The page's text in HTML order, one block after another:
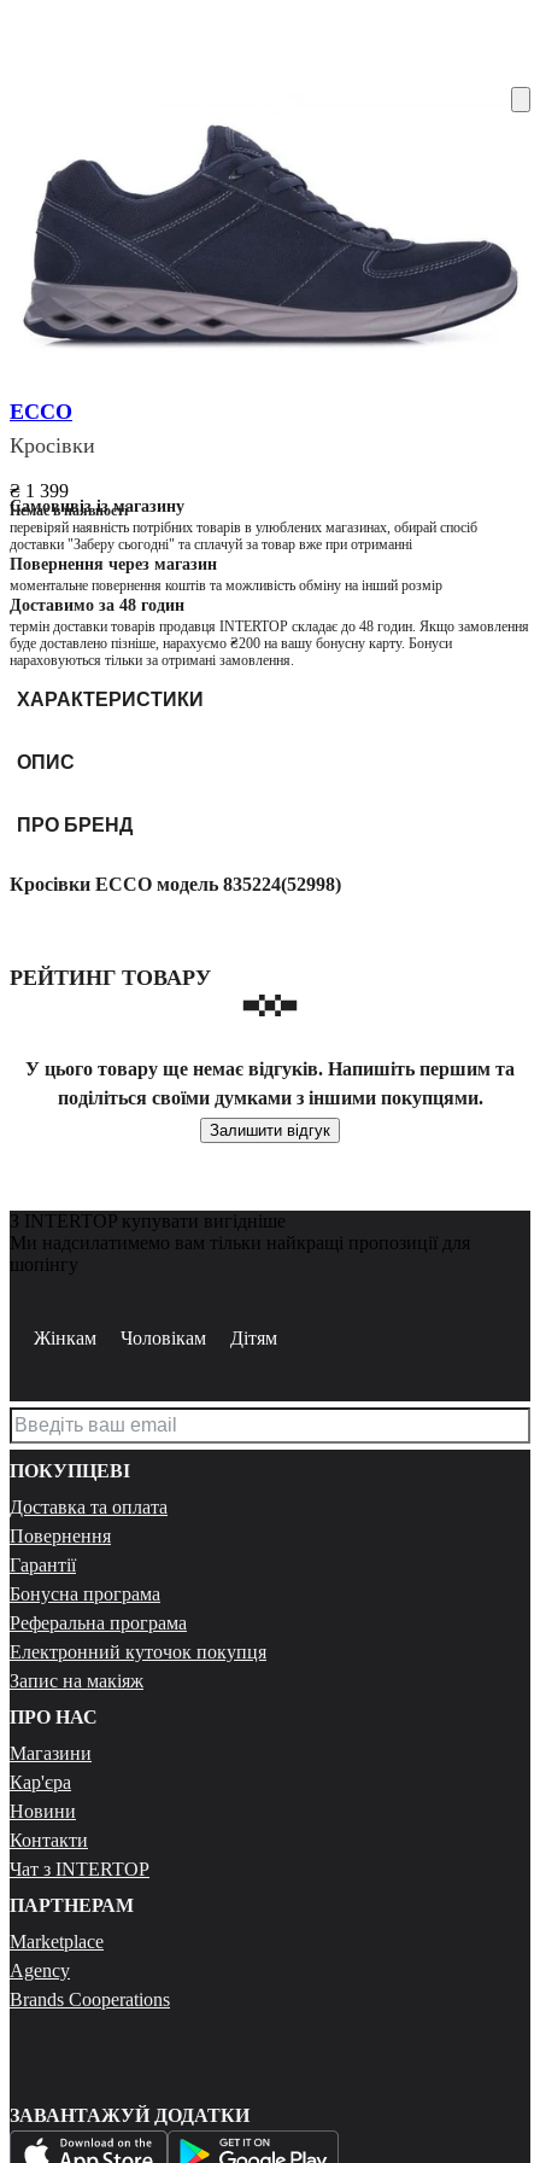
ECCO
Кросівки
₴ 1 399
Немає в наявності
Самовивіз із магазину
перевіряй наявність потрібних товарів в улюблених магазинах, обирай спосіб
доставки "Заберу сьогодні" та сплачуй за товар вже при отриманні
Повернення через магазин
моментальне повернення коштів та можливість обміну на інший розмір
Доставимо за 48 годин
термін доставки товарів продавця INTERTOP складає до 48 годин. Якщо замовлення
буде доставлено пізніше, нарахуємо ₴200 на вашу бонусну карту. Бонуси
нараховуються тільки за отримані замовлення.
ХАРАКТЕРИСТИКИ
ОПИС
ПРО БРЕНД
Кросівки ECCO модель 835224(52998)
РЕЙТИНГ ТОВАРУ
У цього товару ще немає відгуків. Напишіть першим та
поділіться своїми думками з іншими покупцями.
Залишити відгук
З INTERTOP купувати вигідніше
Ми надсилатимемо вам тільки найкращі пропозиції для
шопінгу
Жінкам Чоловікам Дітям
ПОКУПЦЕВІ
Доставка та оплата
Повернення
Гарантії
Бонусна програма
Реферальна програма
Електронний куточок покупця
Запис на макіяж
ПРО НАС
Магазини
Кар'єра
Новини
Контакти
Чат з INTERTOP
ПАРТНЕРАМ
Marketplace
Agency
Brands Cooperations
ЗАВАНТАЖУЙ ДОДАТКИ